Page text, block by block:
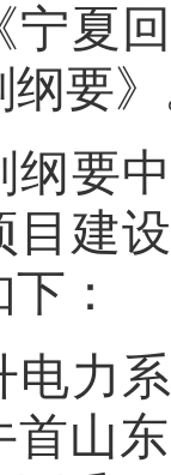
宁夏
要》
纲要
目建
：
电力
首山